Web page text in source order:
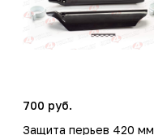
700 руб.
Защита перьев 420 мм